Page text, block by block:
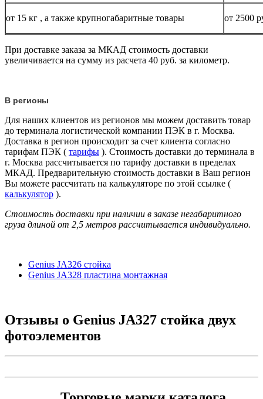
от 15 кг , а также крупногабаритные товары от 2500
При доставке заказа за МКАД стоимость доставки
увеличивается на сумму из расчета 40 руб. за километр.
В регионы
Для наших клиентов из регионов мы можем доставить товар
до терминала логистической компании ПЭК в г. Москва.
Доставка в регион происходит за счет клиента согласно
тарифам ПЭК ( тарифы ). Стоимость доставки до терминала в
г. Москва рассчитывается по тарифу доставки в пределах
МКАД. Предварительную стоимость доставки в Ваш регион
Вы можете рассчитать на калькуляторе по этой ссылке (
калькулятор ).
Стоимость доставки при наличии в заказе негабаритного
груза длиной от 2,5 метров рассчитывается индивидуально.
Genius JA326 cтойка
Genius JA328 пластина монтажная
Отзывы о Genius JA327 стойка двух
фотоэлементов